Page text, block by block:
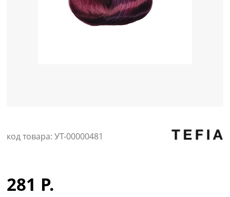
Одноразовая продукция
код товара: УТ-00000481
281 Р.